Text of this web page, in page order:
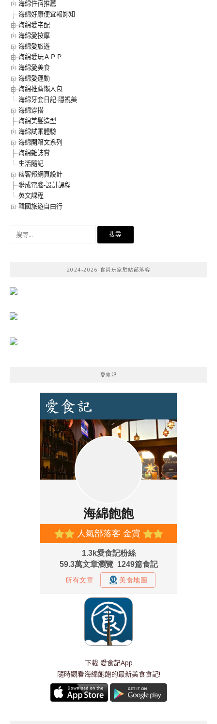
海綿住宿推薦
海綿好康便宜報妳知
海綿愛宅配
海綿愛按摩
海綿愛旅遊
海綿愛玩ＡＰＰ
海綿愛美食
海綿愛運動
海綿推薦懶人包
海綿牙套日記-隱視美
海綿穿搭
海綿美髮造型
海綿試乘體驗
海綿開箱文系列
海綿雜誌賞
生活隨記
痞客邦網頁設計
聯成電腦-設計課程
英文課程
韓國旅遊自由行
2024-2026 食尚玩家駐站部落客
愛食記
下載 愛食記App
隨時觀看海綿飽飽的最新美食食記!